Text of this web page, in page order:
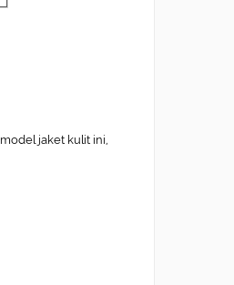
jaket kulit ini,